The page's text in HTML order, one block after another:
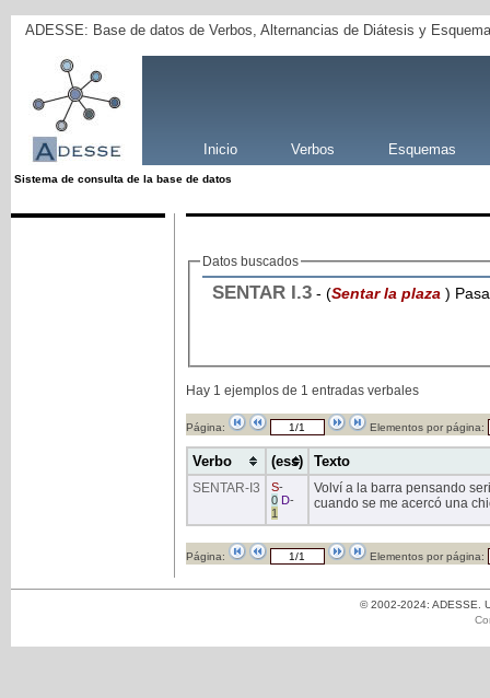
ADESSE: Base de datos de Verbos, Alternancias de Diátesis y
Inicio Verbos Esquemas
Sistema de consulta de la base de datos
Datos buscados
SENTAR I.3 - (Sentar la plaza )
Hay 1 ejemplos de 1 entradas verbales
Página: Elementos por página:
Verbo (ess) Texto
SENTAR-I3 S-
0 D-
1
Volví a la barra pensando
cuando se me acercó una
Página: Elementos por página:
© 2002-2024: ADESSE.